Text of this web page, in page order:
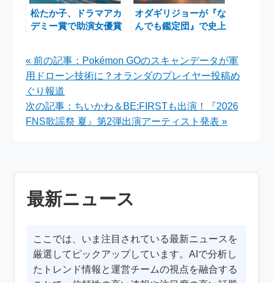
松たか子、ドラマアカ
デミー賞で助演女優賞
も決定
オダギリジョーが『な
んでも鑑定団』で史上
万円にスタジオ驚き
« 前の記事：Pokémon GOのスキャンデータが軍
用ドローン技術に？オランダのプレイヤー投稿め
ぐり報道
次の記事：ちいかわ＆BE:FIRSTも出演！『2026
FNS歌謡祭 夏』第2弾出演アーティスト発表 »
最新ニュース
ここでは、いま注目されている最新ニュースを
厳選してピックアップしています。AIで分析し
たトレンド情報と運営チームの視点を融合する